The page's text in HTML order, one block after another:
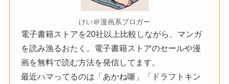
けい＠漫画系ブロガー
電子書籍ストアを20社以上比較しながら、マンガ
を読み漁るおたく。電子書籍ストアのセールや漫
画を無料で読む方法を発信してます。
最近ハマってるのは「あかね噺」「ドラフトキン